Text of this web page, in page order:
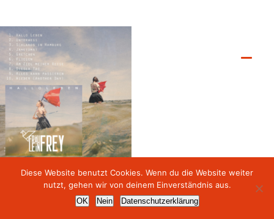
Hallo Leben Album (CD)
pressekontakt datenschutzimpressum
© fräulein frey | alle rechte vorbehalten
Diese Website benutzt Cookies. Wenn du die Website weiter
nutzt, gehen wir von deinem Einverständnis aus.
OK Nein Datenschutzerklärung